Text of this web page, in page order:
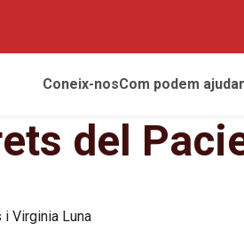
Coneix-nosCom podem
del
i Virginia Luna